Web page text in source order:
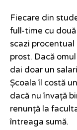
Fiecare din
full-time cu
scazi procentual
prost. Dacă
dai doar un
Școala îl costă
dacă nu învață
renunță la
întreaga sumă.